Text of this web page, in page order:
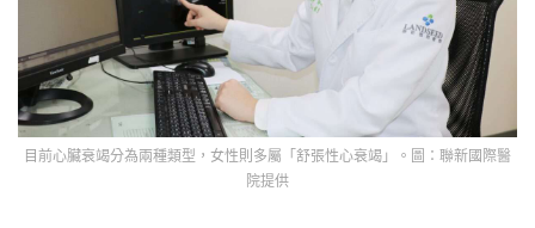
目前心臟衰竭分為兩種類型，女性則多屬「舒張性心衰竭」。圖：聯新國際醫
院提供